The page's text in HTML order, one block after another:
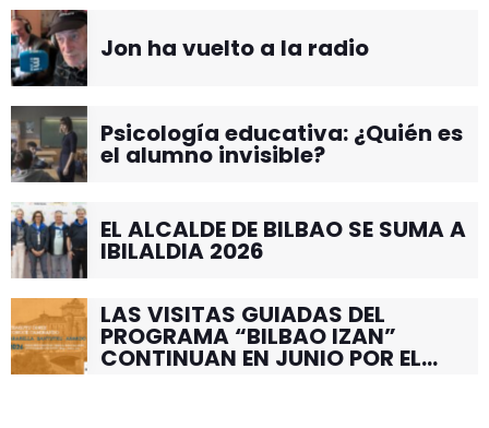
Jon ha vuelto a la radio
Psicología educativa: ¿Quién es
el alumno invisible?
EL ALCALDE DE BILBAO SE SUMA A
IBILALDIA 2026
LAS VISITAS GUIADAS DEL
PROGRAMA “BILBAO IZAN”
CONTINUAN EN JUNIO POR EL